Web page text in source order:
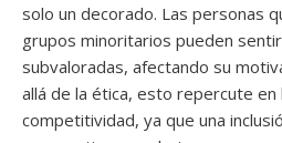
solo un decorado. Las personas
grupos minoritarios pueden
subvaloradas, afectando su
allá de la ética, esto repercute en
competitividad, ya que una